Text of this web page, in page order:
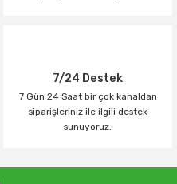
7/24 Destek
7 Gün 24 Saat bir çok kanaldan
siparişleriniz ile ilgili destek
sunuyoruz.